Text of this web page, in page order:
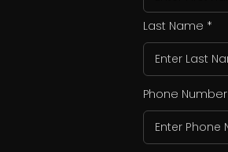
Last Name
Phone Number